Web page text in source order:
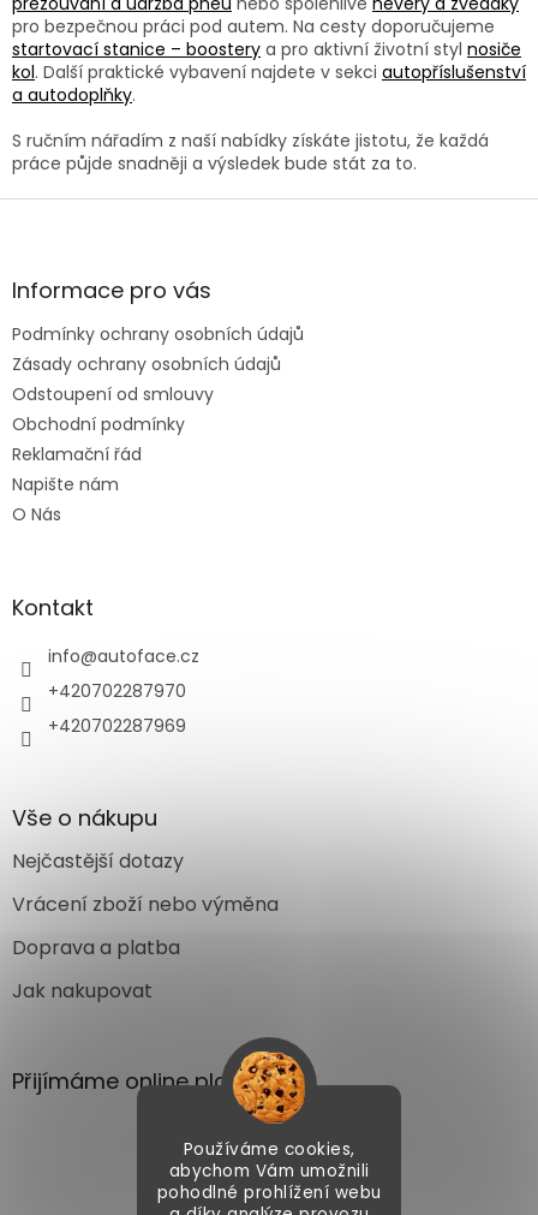
Používáme cookies,
abychom Vám umožnili
pohodlné prohlížení webu
i
s
u
pro bezpečnou práci pod autem. Na cesty doporučujeme
startovací stanice – boostery a pro aktivní životní styl nosiče
kol. Další praktické vybavení najdete v sekci autopříslušenství
a autodoplňky.
S ručním nářadím z naší nabídky získáte jistotu, že každá
práce půjde snadněji a výsledek bude stát za to.
Z
aInformace pro vás
Podmínky ochrany osobních údajů
Zásady ochrany osobních údajů
Odstoupení od smlouvy
Obchodní podmínky
Reklamační řád
Napište nám
O Nás
Kontakt
info@autoface.cz
+420702287970
+420702287969
Vše o nákupu
Nejčastější dotazy
Vrácení zboží nebo výměna
Doprava a platba
Jak nakupovat
Přijímáme online platby